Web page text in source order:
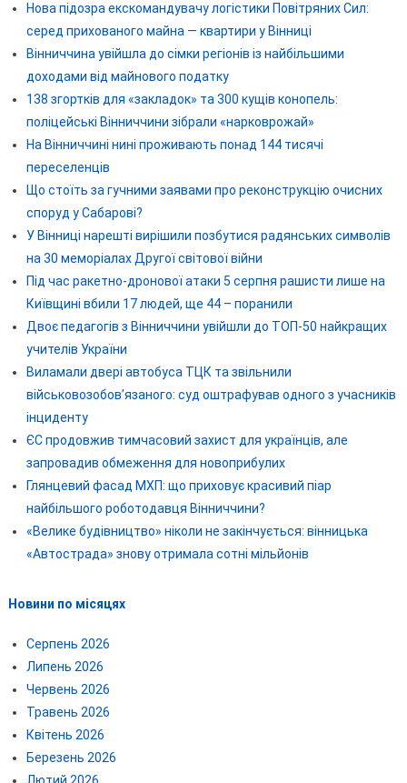
Нова підозра екскомандувачу логістики Повітряних Сил:
серед прихованого майна — квартири у Вінниці
Вінниччина увійшла до сімки регіонів із найбільшими
доходами від майнового податку
138 згортків для «закладок» та 300 кущів конопель:
поліцейські Вінниччини зібрали «нарковрожай»
На Вінниччині нині проживають понад 144 тисячі
переселенців
Що стоїть за гучними заявами про реконструкцію очисних
споруд у Сабарові?
У Вінниці нарешті вирішили позбутися радянських символів
на 30 меморіалах Другої світової війни
Під час ракетно-дронової атаки 5 серпня рашисти лише на
Київщині вбили 17 людей, ще 44 – поранили
Двоє педагогів з Вінниччини увійшли до ТОП-50 найкращих
учителів України
Виламали двері автобуса ТЦК та звільнили
військовозобов’язаного: суд оштрафував одного з учасників
інциденту
ЄС продовжив тимчасовий захист для українців, але
запровадив обмеження для новоприбулих
Глянцевий фасад МХП: що приховує красивий піар
найбільшого роботодавця Вінниччини?
«Велике будівництво» ніколи не закінчується: вінницька
«Автострада» знову отримала сотні мільйонів
Новини по місяцях
Серпень 2026
Липень 2026
Червень 2026
Травень 2026
Квітень 2026
Березень 2026